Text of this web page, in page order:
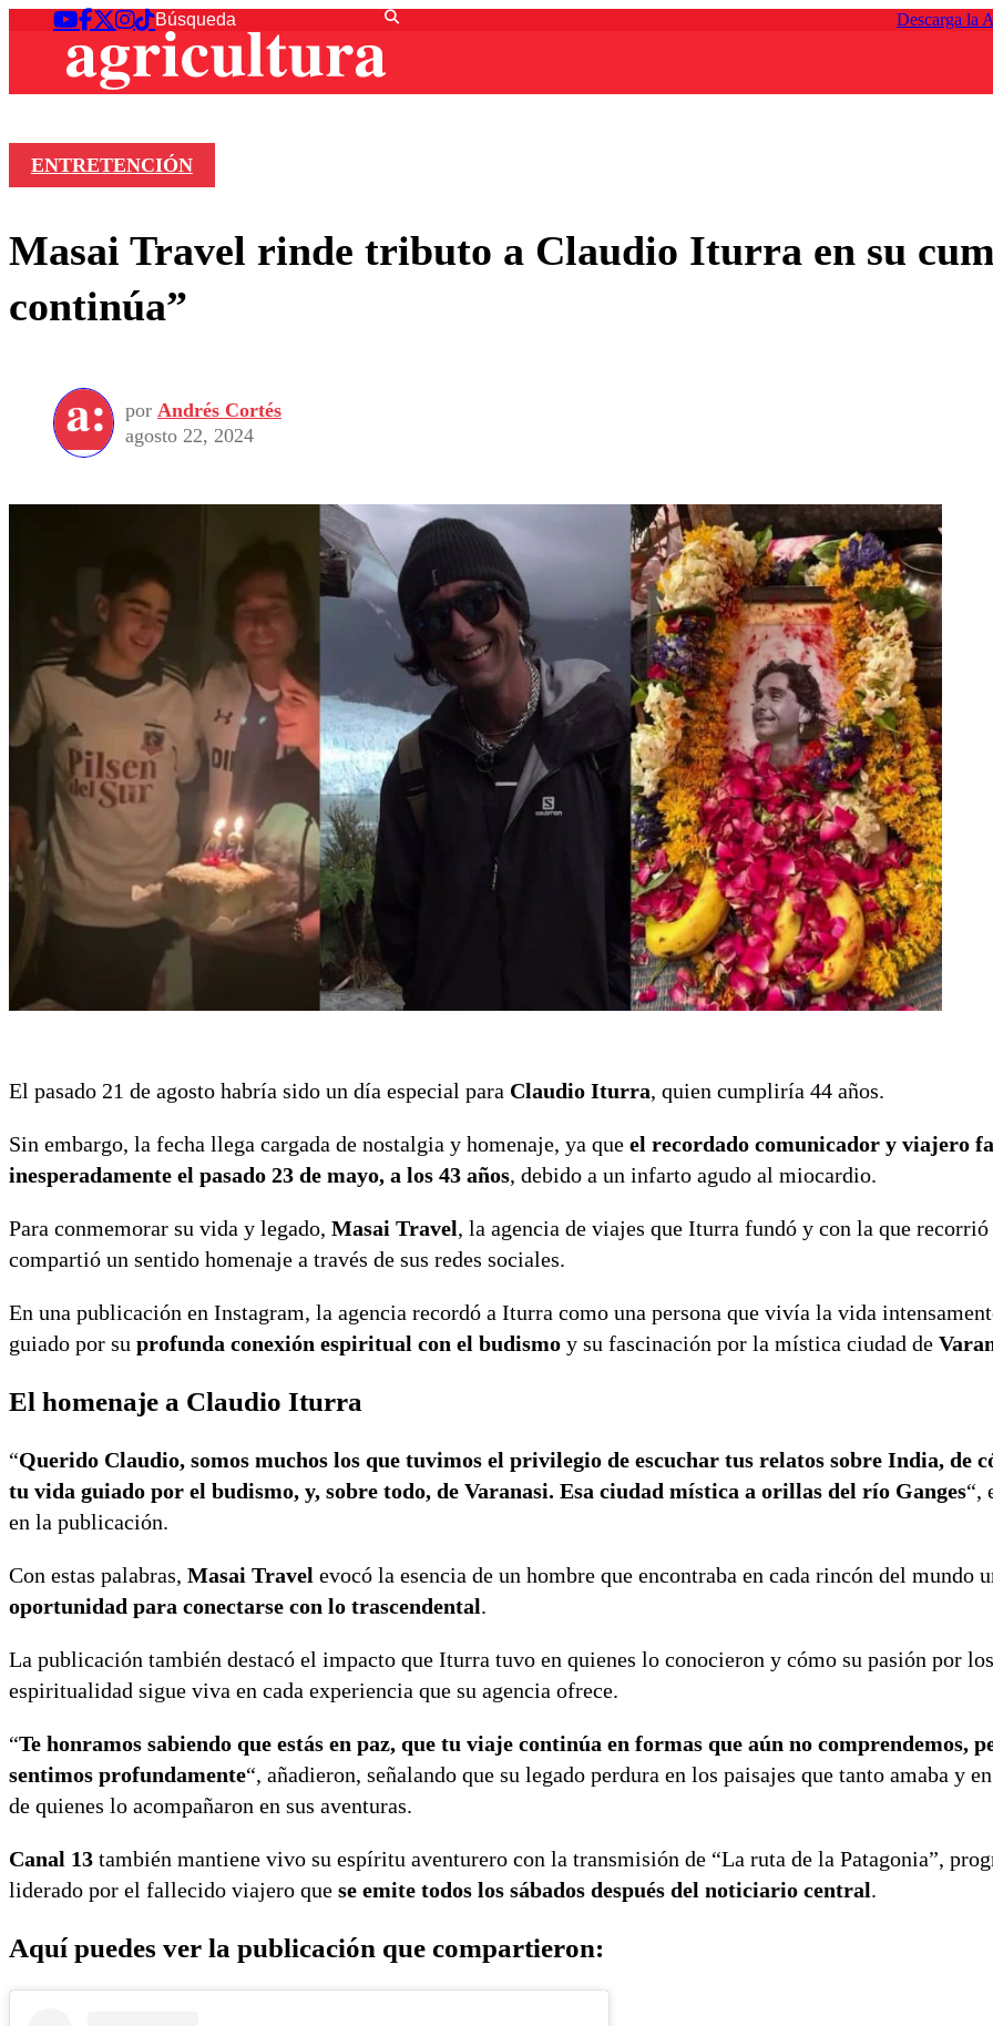
Descarga la
ENTRETENCIÓN
Masai Travel rinde tributo a Claudio Iturra en su
continúa”
por Andrés Cortés
agosto 22, 2024
El pasado 21 de agosto habría sido un día especial para Claudio Iturra, quien cumpliría 44 años.
Sin embargo, la fecha llega cargada de nostalgia y homenaje, ya que el recordado comunicador y viajero
inesperadamente el pasado 23 de mayo, a los 43 años, debido a un infarto agudo al miocardio.
Para conmemorar su vida y legado, Masai Travel, la agencia de viajes que Iturra fundó y con la que
compartió un sentido homenaje a través de sus redes sociales.
En una publicación en Instagram, la agencia recordó a Iturra como una persona que vivía la vida
guiado por su profunda conexión espiritual con el budismo y su fascinación por la mística ciudad de
El homenaje a Claudio Iturra
“Querido Claudio, somos muchos los que tuvimos el privilegio de escuchar tus relatos sobre India, de
tu vida guiado por el budismo, y, sobre todo, de Varanasi. Esa ciudad mística a orillas del río Ganges“,
en la publicación.
Con estas palabras, Masai Travel evocó la esencia de un hombre que encontraba en cada rincón del mundo
oportunidad para conectarse con lo trascendental.
La publicación también destacó el impacto que Iturra tuvo en quienes lo conocieron y cómo su pasión por
espiritualidad sigue viva en cada experiencia que su agencia ofrece.
“Te honramos sabiendo que estás en paz, que tu viaje continúa en formas que aún no comprendemos,
sentimos profundamente“, añadieron, señalando que su legado perdura en los paisajes que tanto amaba y
de quienes lo acompañaron en sus aventuras.
Canal 13 también mantiene vivo su espíritu aventurero con la transmisión de “La ruta de la Patagonia”,
liderado por el fallecido viajero que se emite todos los sábados después del noticiario central.
Aquí puedes ver la publicación que compartieron: